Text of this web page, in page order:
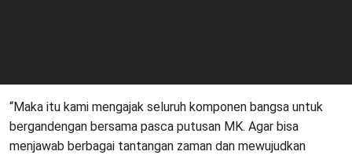
“Maka itu kami mengajak seluruh komponen bangsa untuk
bergandengan bersama pasca putusan MK. Agar bisa
menjawab berbagai tantangan zaman dan mewujudkan